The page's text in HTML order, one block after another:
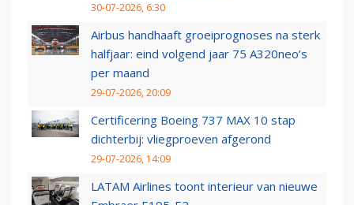
30-07-2026, 6:30
Airbus handhaaft groeiprognoses na sterk
halfjaar: eind volgend jaar 75 A320neo’s
per maand
29-07-2026, 20:09
Certificering Boeing 737 MAX 10 stap
dichterbij: vliegproeven afgerond
29-07-2026, 14:09
LATAM Airlines toont interieur van nieuwe